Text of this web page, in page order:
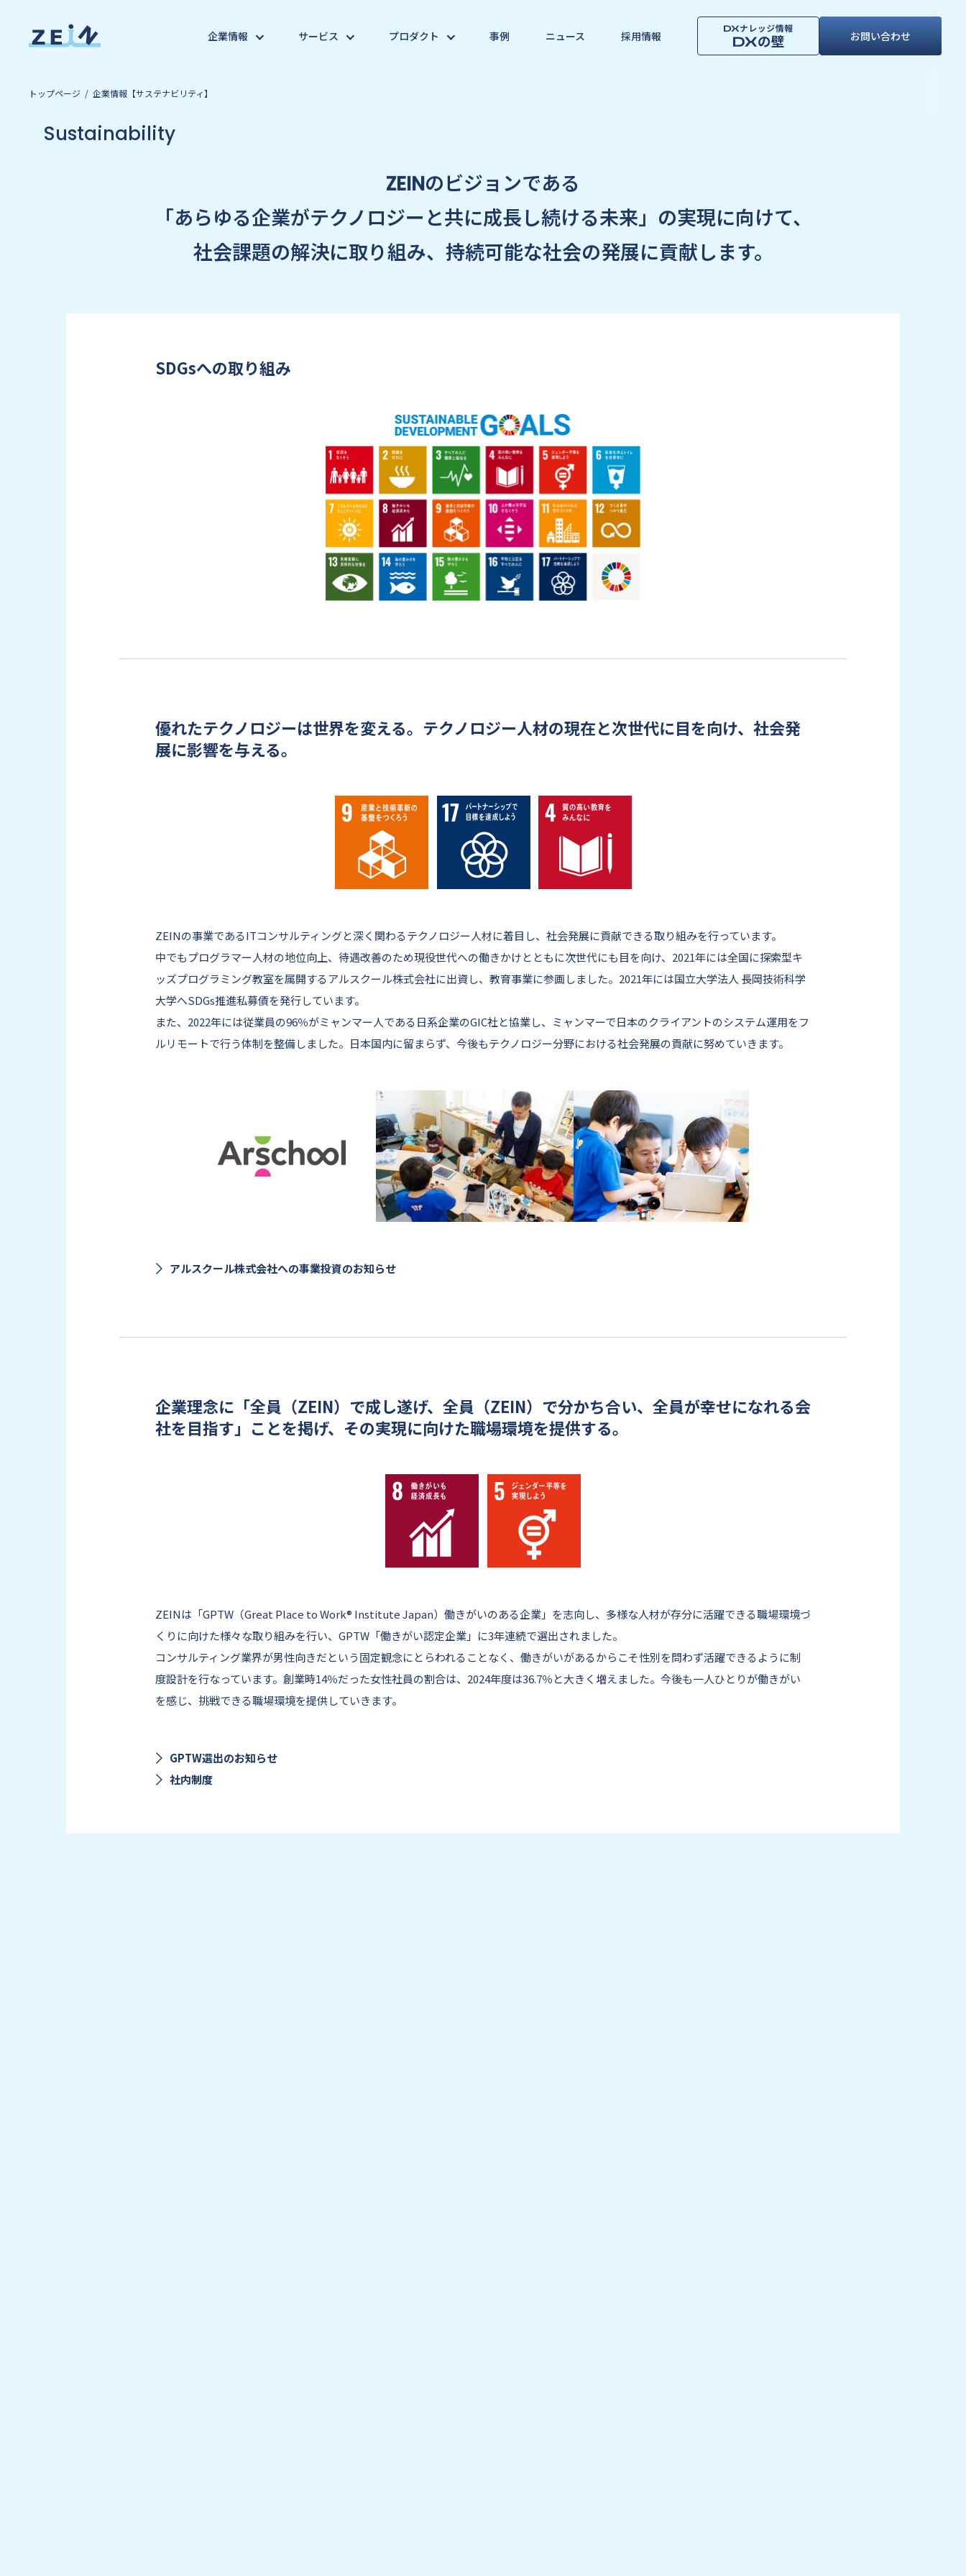
企業情報 サービス プロダクト 事例 ニュース 採用情報 お問い合わせ
トップページ 企業情報【サステナビリティ】
Sustainability
ZEINのビジョンである
「あらゆる企業がテクノロジーと共に成長し続ける未来」の実現に向けて、
社会課題の解決に取り組み、持続可能な社会の発展に貢献します。
SDGsへの取り組み
優れたテクノロジーは世界を変える。テクノロジー人材の現在と次世代に目を向け、社会発
展に影響を与える。
ZEINの事業であるITコンサルティングと深く関わるテクノロジー人材に着目し、社会発展に貢献できる取り組みを行っています。
中でもプログラマー人材の地位向上、待遇改善のため現役世代への働きかけとともに次世代にも目を向け、2021年には全国に探索型キ
ッズプログラミング教室を属開するアルスクール株式会社に出資し、教育事業に参画しました。2021年には国立大学法人 長岡技術科学
大学へSDGs推進私募債を発行しています。
また、2022年には従業員の96％がミャンマー人である日系企業のGIC社と協業し、ミャンマーで日本のクライアントのシステム運用をフ
ルリモートで行う体制を整備しました。日本国内に留まらず、今後もテクノロジー分野における社会発展の貢献に努めていきます。
アルスクール株式会社への事業投資のお知らせ
企業理念に「全員（ZEIN）で成し遂げ、全員（ZEIN）で分かち合い、全員が幸せになれる会
社を目指す」ことを掲げ、その実現に向けた職場環境を提供する。
ZEINは「GPTW（Great Place to Work® Institute Japan）働きがいのある企業」を志向し、多様な人材が存分に活躍できる職場環境づ
くりに向けた様々な取り組みを行い、GPTW「働きがい認定企業」に3年連続で選出されました。
コンサルティング業界が男性向きだという固定観念にとらわれることなく、働きがいがあるからこそ性別を問わず活躍できるように制
度設計を行なっています。創業時14％だった女性社員の割合は、2024年度は36.7％と大きく増えました。今後も一人ひとりが働きがい
を感じ、挑戦できる職場環境を提供していきます。
GPTW選出のお知らせ
社内制度